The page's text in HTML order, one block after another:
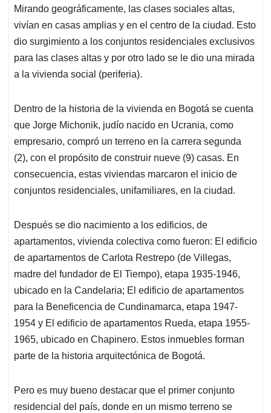
Mirando geográficamente, las clases sociales altas,
vivían en casas amplias y en el centro de la ciudad. Esto
dio surgimiento a los conjuntos residenciales exclusivos
para las clases altas y por otro lado se le dio una mirada
a la vivienda social (periferia).
Dentro de la historia de la vivienda en Bogotá se cuenta
que Jorge Michonik, judío nacido en Ucrania, como
empresario, compró un terreno en la carrera segunda
(2), con el propósito de construir nueve (9) casas. En
consecuencia, estas viviendas marcaron el inicio de
conjuntos residenciales, unifamiliares, en la ciudad.
Después se dio nacimiento a los edificios, de
apartamentos, vivienda colectiva como fueron: El edificio
de apartamentos de Carlota Restrepo (de Villegas,
madre del fundador de El Tiempo), etapa 1935-1946,
ubicado en la Candelaria; El edificio de apartamentos
para la Beneficencia de Cundinamarca, etapa 1947-
1954 y El edificio de apartamentos Rueda, etapa 1955-
1965, ubicado en Chapinero. Estos inmuebles forman
parte de la historia arquitectónica de Bogotá.
Pero es muy bueno destacar que el primer conjunto
residencial del país, donde en un mismo terreno se